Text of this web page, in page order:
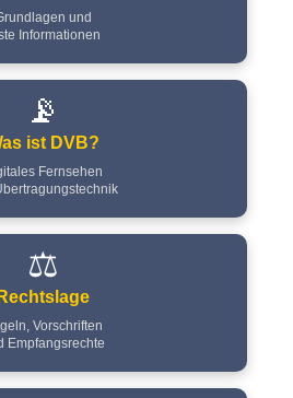
und
Informationen
📡
ist DVB?
Fernsehen
⚖️
Rechtslage
Vorschriften
Empfangsrechte